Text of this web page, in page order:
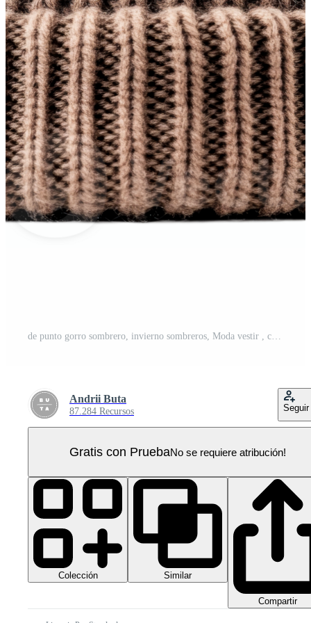
de punto gorro sombrero, invierno sombreros, Moda vestir , cortar fuera transparente PNG Pro
Andrii Buta
87.284 Recursos Seguir
Gratis con PruebaNo se requiere atribución!
Colección Similar
Compartir